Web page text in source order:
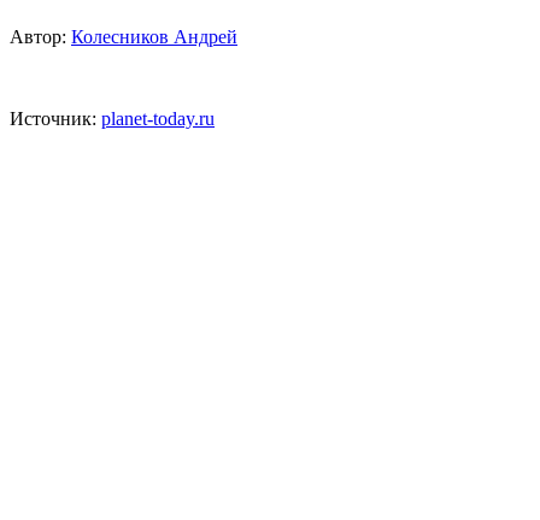
Автор: Колесников Андрей
Источник: planet-today.ru